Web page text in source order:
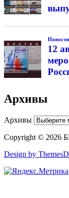
12
Архивы
Архивы
Copyright ©
Design by